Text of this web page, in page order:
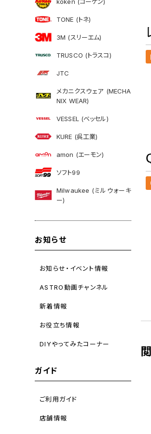
TONE (トネ)
3M (スリーエム)
TRUSCO (トラスコ)
JTC
メカニクスウェア (MECHA
NIX WEAR)
VESSEL (ベッセル)
KURE (呉工業)
amon (エーモン)
ソフト99
Milwaukee (ミルウォーキ
ー)
お知らせ
お知らせ・イベント情報
ASTRO動画チャンネル
新着情報
お役立ち情報
DIYやってみたコーナー
ガイド
ご利用ガイド
店舗情報